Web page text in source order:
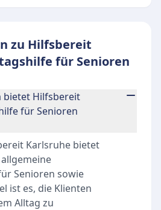
zu Hilfsbereit
für Senioren
bietet Hilfsbereit
für Senioren
Karlsruhe bietet
Senioren sowie
ist es, die Klienten
Alltag zu